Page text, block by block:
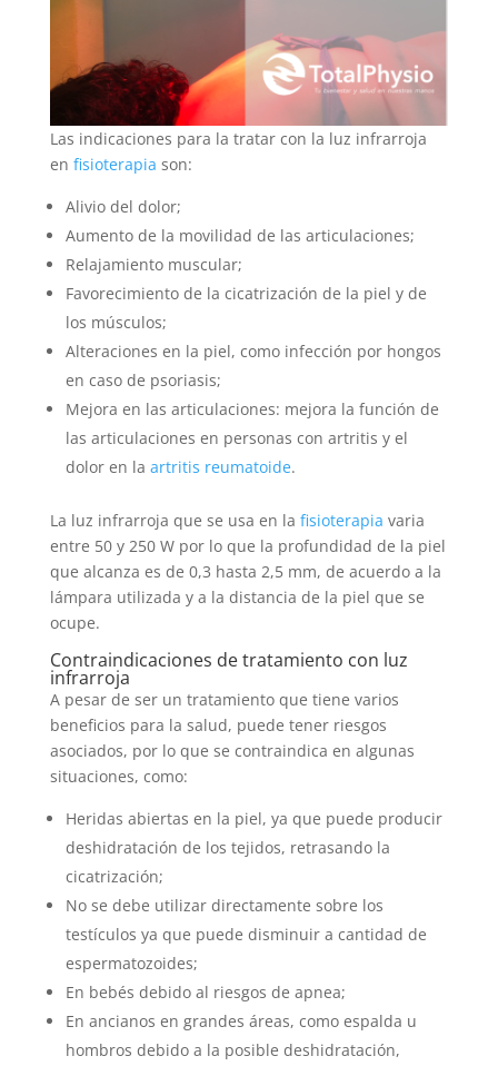
Las indicaciones para la tratar con la luz infrarroja
en fisioterapia son:
Alivio del dolor;
Aumento de la movilidad de las articulaciones;
Relajamiento muscular;
Favorecimiento de la cicatrización de la piel y de
los músculos;
Alteraciones en la piel, como infección por hongos
en caso de psoriasis;
Mejora en las articulaciones: mejora la función de
las articulaciones en personas con artritis y el
dolor en la artritis reumatoide.
La luz infrarroja que se usa en la fisioterapia varia
entre 50 y 250 W por lo que la profundidad de la piel
que alcanza es de 0,3 hasta 2,5 mm, de acuerdo a la
lámpara utilizada y a la distancia de la piel que se
ocupe.
Contraindicaciones de tratamiento con luz
infrarroja
A pesar de ser un tratamiento que tiene varios
beneficios para la salud, puede tener riesgos
asociados, por lo que se contraindica en algunas
situaciones, como:
Heridas abiertas en la piel, ya que puede producir
deshidratación de los tejidos, retrasando la
cicatrización;
No se debe utilizar directamente sobre los
testículos ya que puede disminuir a cantidad de
espermatozoides;
En bebés debido al riesgos de apnea;
En ancianos en grandes áreas, como espalda u
hombros debido a la posible deshidratación,